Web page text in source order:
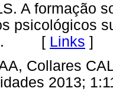
A formação
psicológicos
[ Links ]
Collares